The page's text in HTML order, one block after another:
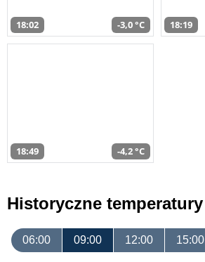
18:02 -3,0 °C 18:19
18:49 -4,2 °C
Historyczne temperatury
06:00 09:00 12:00 15:00